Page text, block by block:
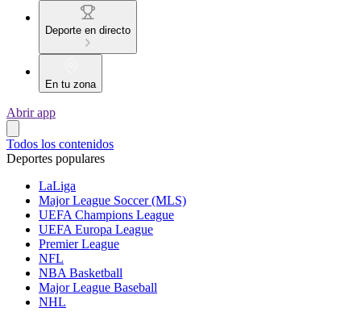
Deporte en directo
En tu zona
Abrir app
Todos los contenidos
Deportes populares
LaLiga
Major League Soccer (MLS)
UEFA Champions League
UEFA Europa League
Premier League
NFL
NBA Basketball
Major League Baseball
NHL